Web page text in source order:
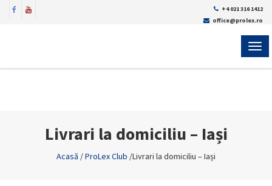
+4 021 316 1412
office@prolex.ro
Livrari la domiciliu – Iași
Acasă /ProLex Club /Livrari la domiciliu – Iași